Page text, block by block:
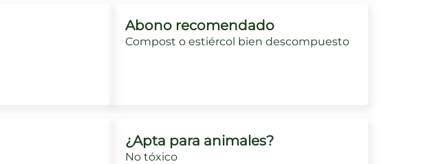
Abono recomendado
Compost o estiércol bien descompuesto
¿Apta para animales?
No tóxico